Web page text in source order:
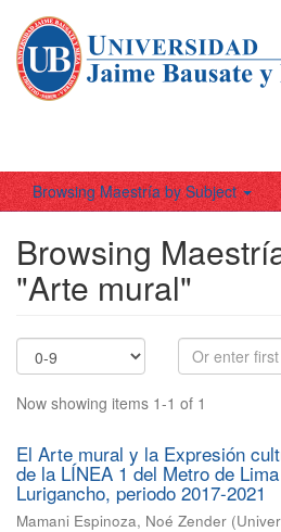
Browsing Maestría by Subject
Browsing
"Arte mural"
Now showing items 1-1 of 1
El Arte mural y la Expresión
de la LÍNEA 1 del Metro de
Lurigancho, periodo 2017-2021
Mamani Espinoza, Noé Zender (